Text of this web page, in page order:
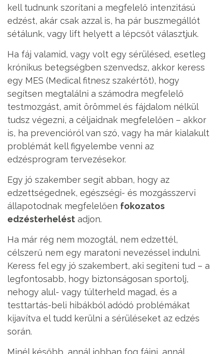
kell tudnunk szorítani a megfelelő intenzitású
edzést, akár csak azzal is, ha pár buszmegállót
sétálunk, vagy lift helyett a lépcsőt választjuk.
Ha fáj valamid, vagy volt egy sérülésed, esetleg
krónikus betegségben szenvedsz, akkor keress
egy MES (Medical fitnesz szakértőt), hogy
segítsen megtalálni a számodra megfelelő
testmozgást, amit örömmel és fájdalom nélkül
tudsz végezni, a céljaidnak megfelelően – akkor
is, ha prevencióról van szó, vagy ha már kialakult
problémát kell figyelembe venni az
edzésprogram tervezésekor.
Egy jó szakember segít abban, hogy az
edzettségednek, egészségi- és mozgásszervi
állapotodnak megfelelően fokozatos
edzésterhelést adjon.
Ha már rég nem mozogtál, nem edzettél,
célszerű nem egy maratoni nevezéssel indulni.
Keress fel egy jó szakembert, aki segíteni tud – a
legfontosabb, hogy biztonságosan sportolj,
nehogy alul- vagy túlterheld magad, és a
testtartás-beli hibákból adódó problémákat
kijavítva el tudd kerülni a sérüléseket az edzés
során.
Minél később, annál jobban fog fájni, annál